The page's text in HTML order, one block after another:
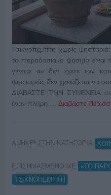
Τσικνοπέμπτη χωρίς
το παραδοσιακό ψήσιμο
γίνεται αν δεν έχετε τον
ψησταριάς δεν χρειάζεται να
ΔΙΑΒΑΣΤΕ ΤΗΝ ΣΥΝΕΧΕΙΑ
έναν πλήρη … Διαβάστε
ΑΝΗΚΕΙ ΣΤΗΝ ΚΑΤΗΓΟΡΙΑ:
ΕΠΙΣΗΜΑΣΜΕΝΟ ΜΕ: «ΤΟ
ΤΣΙΚΝΟΠΕΜΠΤΗ